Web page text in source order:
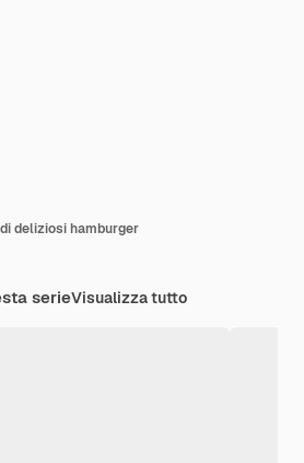
deliziosi hamburger
serieVisualizza tutto